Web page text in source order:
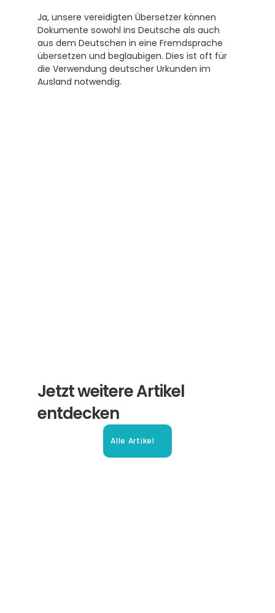
Ja, unsere vereidigten Übersetzer können
Dokumente sowohl ins Deutsche als auch
aus dem Deutschen in eine Fremdsprache
übersetzen und beglaubigen. Dies ist oft für
die Verwendung deutscher Urkunden im
Ausland notwendig.
Jetzt weitere Artikel
entdecken
Alle Artikel